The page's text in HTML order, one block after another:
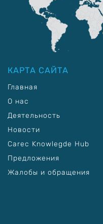
КАРТА САЙТА
Главная
О нас
Деятельность
Новости
Carec Knowlegde Hub
Предложения
Жалобы и обращения